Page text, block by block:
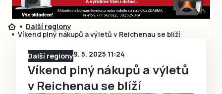
Další regiony
Víkend plný nákupů a výletů v Reichenau se blíží
Další regiony9. 5. 2025 11:24
Víkend plný nákupů a výletů
v Reichenau se blíží